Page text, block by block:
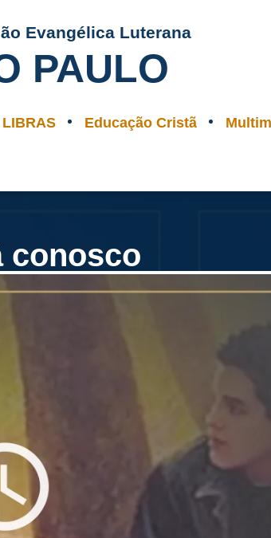
Evangélica Luterana
PAULO
Educação Cristã
conosco